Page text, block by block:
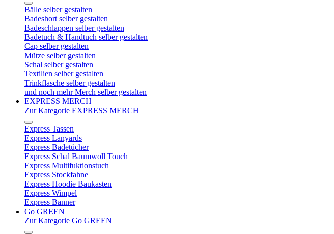
Bälle selber gestalten
Badeshort selber gestalten
Badeschlappen selber gestalten
Badetuch & Handtuch selber gestalten
Cap selber gestalten
Mütze selber gestalten
Schal selber gestalten
Textilien selber gestalten
Trinkflasche selber gestalten
und noch mehr Merch selber gestalten
EXPRESS MERCH
Zur Kategorie EXPRESS MERCH
Express Tassen
Express Lanyards
Express Badetücher
Express Schal Baumwoll Touch
Express Multifuktionstuch
Express Stockfahne
Express Hoodie Baukasten
Express Wimpel
Express Banner
Go GREEN
Zur Kategorie Go GREEN